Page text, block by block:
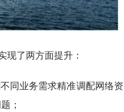
现了两方面提升：
同业务需求精准调配网络资
；